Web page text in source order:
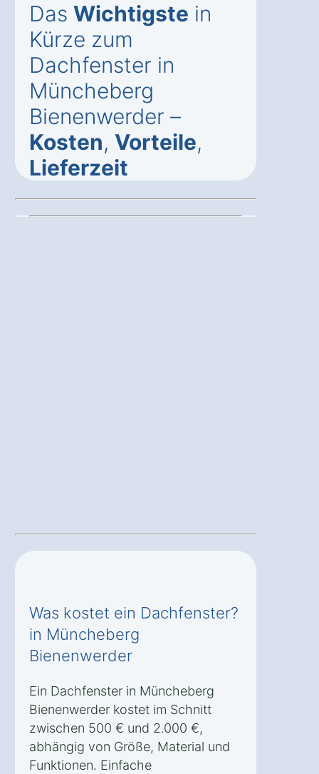
Das Wichtigste in
Kürze zum
Dachfenster in
Müncheberg
Bienenwerder –
Kosten, Vorteile,
Lieferzeit
Was kostet ein Dachfenster?
in Müncheberg
Bienenwerder
Ein Dachfenster in Müncheberg
Bienenwerder kostet im Schnitt
zwischen 500 € und 2.000 €,
abhängig von Größe, Material und
Funktionen. Einfache